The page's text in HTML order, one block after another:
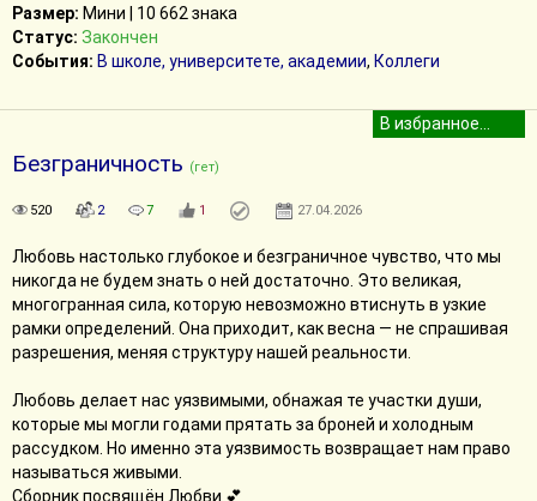
Размер: Мини | 10 662 знака
Статус: Закончен
События: В школе, университете, академии, Коллеги
Безграничность (гет)
520 2 7 1 27.04.2026
Любовь настолько глубокое и безграничное чувство, что мы
никогда не будем знать о ней достаточно. Это великая,
многогранная сила, которую невозможно втиснуть в узкие
рамки определений. Она приходит, как весна — не спрашивая
разрешения, меняя структуру нашей реальности.
​Любовь делает нас уязвимыми, обнажая те участки души,
которые мы могли годами прятать за броней и холодным
рассудком. Но именно эта уязвимость возвращает нам право
называться живыми.
Сборник посвящён Любви 💕